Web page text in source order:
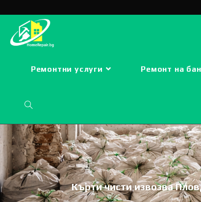
Ремонтни услуги Ремонт на
Кърти чисти извозва